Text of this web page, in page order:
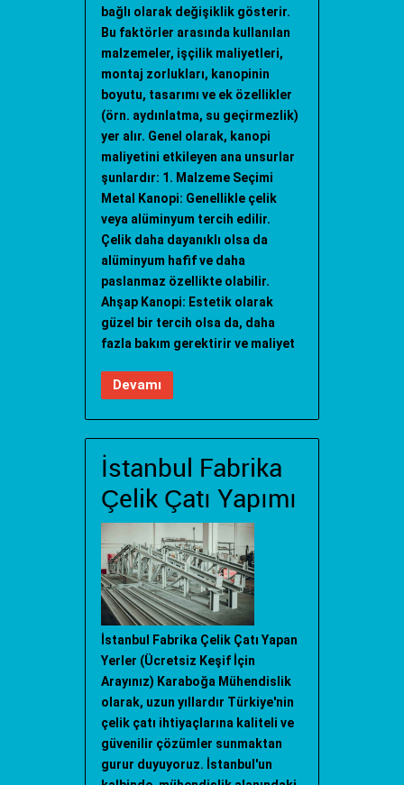
bağlı olarak değişiklik gösterir.
Bu faktörler arasında kullanılan
malzemeler, işçilik maliyetleri,
montaj zorlukları, kanopinin
boyutu, tasarımı ve ek özellikler
(örn. aydınlatma, su geçirmezlik)
yer alır. Genel olarak, kanopi
maliyetini etkileyen ana unsurlar
şunlardır: 1. Malzeme Seçimi
Metal Kanopi: Genellikle çelik
veya alüminyum tercih edilir.
Çelik daha dayanıklı olsa da
alüminyum hafif ve daha
paslanmaz özellikte olabilir.
Ahşap Kanopi: Estetik olarak
güzel bir tercih olsa da, daha
fazla bakım gerektirir ve maliyet
Devamı
İstanbul Fabrika
Çelik Çatı Yapımı
İstanbul Fabrika Çelik Çatı Yapan
Yerler (Ücretsiz Keşif İçin
Arayınız) Karaboğa Mühendislik
olarak, uzun yıllardır Türkiye'nin
çelik çatı ihtiyaçlarına kaliteli ve
güvenilir çözümler sunmaktan
gurur duyuyoruz. İstanbul'un